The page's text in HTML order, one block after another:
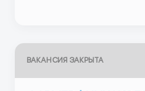
ВАКАНСИЯ ЗАКРЫТА